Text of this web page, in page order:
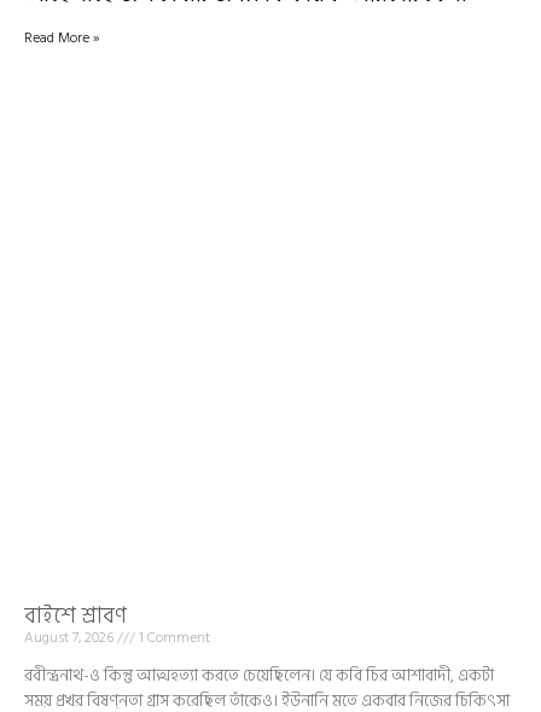
Read More »
বাইশে শ্রাবণ
August 7, 2026 1 Comment
রবীন্দ্রনাথ-ও কিন্তু আত্মহত্যা করতে চেয়েছিলেন। যে কবি চির আশাবাদী, একটা
সময় প্রখর বিষণ্নতা গ্রাস করেছিল তাঁকেও। ইউনানি মতে একবার নিজের চিকিৎসা